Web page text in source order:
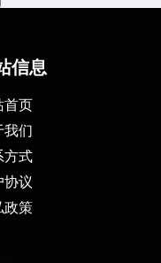
信息
首页
我们
方式
协议
政策